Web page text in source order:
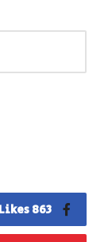
863 Likes